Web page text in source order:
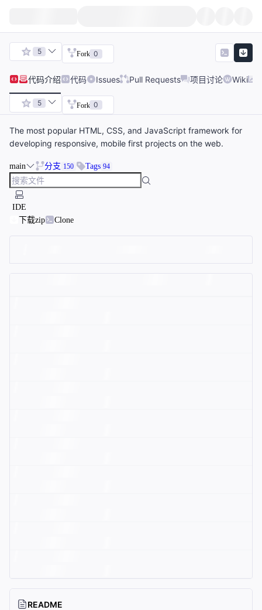
5 Fork 0
代码介绍 代码 Issues Pull Requests 项目讨论 Wiki
5 Fork 0
The most popular HTML, CSS, and JavaScript framework for
developing responsive, mobile first projects on the web.
main 分支 150 Tags 94
IDE
下载zip
Clone
README